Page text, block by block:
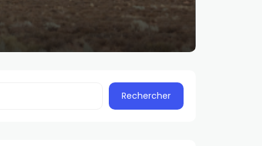
Rechercher